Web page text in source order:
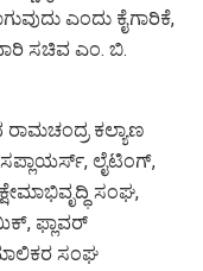
ಎಂದು ಕೈಗಾರಿಕೆ,
ಸಚಿವ ಎಂ. ಬಿ.
ಕಲ್ಯಾಣ
ಲೈಟಿಂಗ್,
ಸಂಘ,
ಫ್ಲಾವರ್
ಸಂಘ